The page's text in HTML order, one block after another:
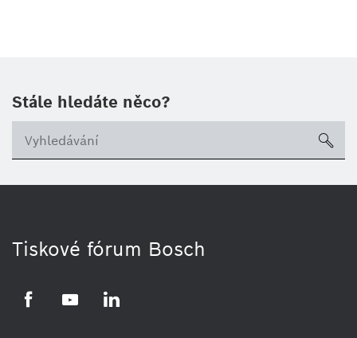
Stále hledáte něco?
Tiskové fórum Bosch